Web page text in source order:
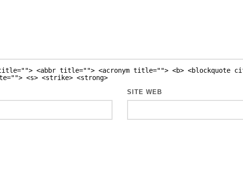
<abbr title=""> <acronym title=""> <b> <blockquote
<s> <strike> <strong>
SITE WEB